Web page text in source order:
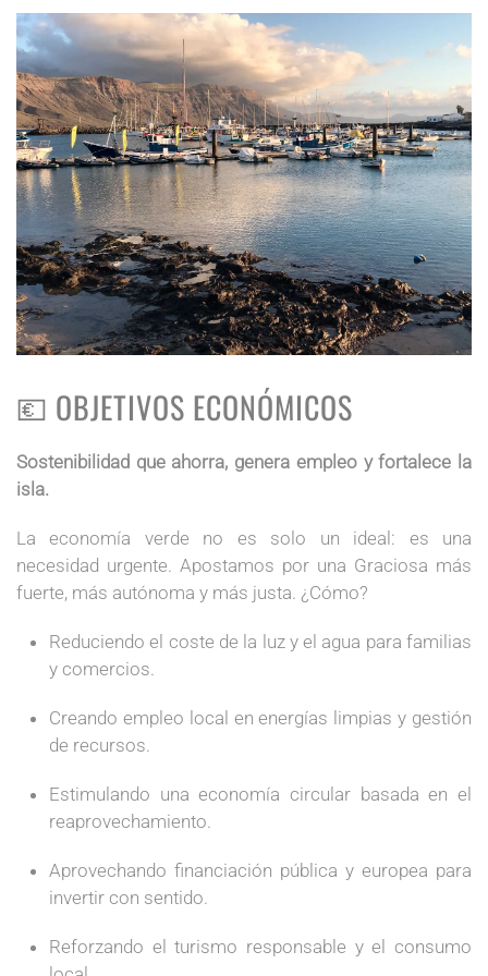
💶 OBJETIVOS ECONÓMICOS
Sostenibilidad que ahorra, genera empleo y fortalece la
isla.
La economía verde no es solo un ideal: es una
necesidad urgente. Apostamos por una Graciosa más
fuerte, más autónoma y más justa. ¿Cómo?
Reduciendo el coste de la luz y el agua para familias
y comercios.
Creando empleo local en energías limpias y gestión
de recursos.
Estimulando una economía circular basada en el
reaprovechamiento.
Aprovechando financiación pública y europea para
invertir con sentido.
Reforzando el turismo responsable y el consumo